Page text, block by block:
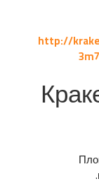
http://